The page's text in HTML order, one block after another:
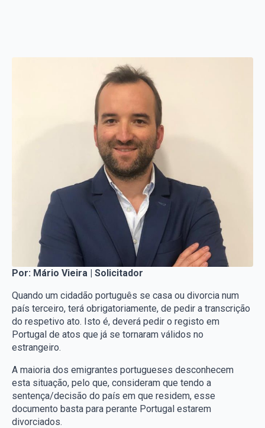
Por: Mário Vieira | Solicitador
Quando um cidadão português se casa ou divorcia num
país terceiro, terá obrigatoriamente, de pedir a transcrição
do respetivo ato. Isto é, deverá pedir o registo em
Portugal de atos que já se tornaram válidos no
estrangeiro.
A maioria dos emigrantes portugueses desconhecem
esta situação, pelo que, consideram que tendo a
sentença/decisão do país em que residem, esse
documento basta para perante Portugal estarem
divorciados.